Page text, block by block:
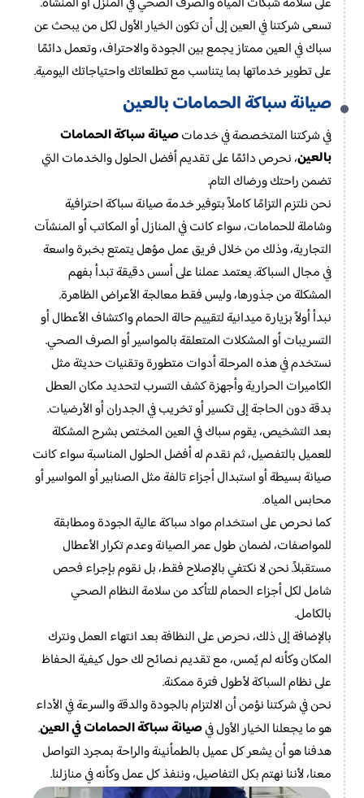
تسعى شركتنا في العين إلى أن تكون الخيار الأول لكل من يبحث عن
سباك في العين ممتاز يجمع بين الجودة والاحتراف، وتعمل دائمًا
على تطوير خدماتها بما يتناسب مع تطلعاتك واحتياجاتك اليومية.
صيانة سباكة الحمامات بالعين
في شركتنا المتخصصة في خدماتصيانة سباكة الحمامات
بالعين، نحرص دائمًا على تقديم أفضل الحلول والخدمات التي
تضمن راحتك ورضاك التام.
نحن نلتزم التزامًا كاملاً بتوفير خدمة صيانة سباكة احترافية
وشاملة للحمامات، سواء كانت في المنازل أو المكاتب أو المنشآت
التجارية، وذلك من خلال فريق عمل مؤهل يتمتع بخبرة واسعة
في مجال السباكة. يعتمد عملنا على أسس دقيقة تبدأ بفهم
المشكلة من جذورها، وليس فقط معالجة الأعراض الظاهرة.
نبدأ أولاً بزيارة ميدانية لتقييم حالة الحمام واكتشاف الأعطال أو
التسريبات أو المشكلات المتعلقة بالمواسير أو الصرف الصحي.
نستخدم في هذه المرحلة أدوات متطورة وتقنيات حديثة مثل
الكاميرات الحرارية وأجهزة كشف التسرب لتحديد مكان العطل
بدقة دون الحاجة إلى تكسير أو تخريب في الجدران أو الأرضيات.
بعد التشخيص، يقوم سباك في العين المختص بشرح المشكلة
للعميل بالتفصيل، ثم نقدم له أفضل الحلول المناسبة سواء كانت
صيانة بسيطة أو استبدال أجزاء تالفة مثل الصنابير أو المواسير أو
محابس المياه.
كما نحرص على استخدام مواد سباكة عالية الجودة ومطابقة
للمواصفات، لضمان طول عمر الصيانة وعدم تكرار الأعطال
مستقبلاً. نحن لا نكتفي بالإصلاح فقط، بل نقوم بإجراء فحص
شامل لكل أجزاء الحمام للتأكد من سلامة النظام الصحي
بالكامل.
بالإضافة إلى ذلك، نحرص على النظافة بعد انتهاء العمل ونترك
المكان وكأنه لم يُمس، مع تقديم نصائح لك حول كيفية الحفاظ
على نظام السباكة لأطول فترة ممكنة.
نحن في شركتنا نؤمن أن الالتزام بالجودة والدقة والسرعة في الأداء
هو ما يجعلنا الخيار الأول فيصيانة سباكة الحمامات في العين.
هدفنا هو أن يشعر كل عميل بالطمأنينة والراحة بمجرد التواصل
معنا، لأننا نهتم بكل التفاصيل، وننفذ كل عمل وكأنه في منازلنا.